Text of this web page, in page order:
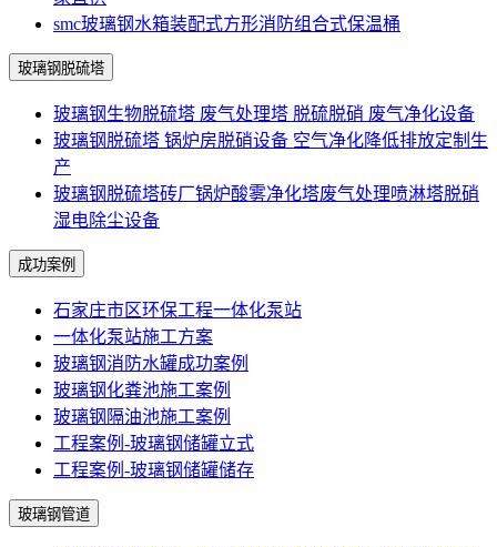
smc玻璃钢水箱装配式方形消防组合式保温桶
玻璃钢脱硫塔
玻璃钢生物脱硫塔 废气处理塔 脱硫脱硝 废气净化设备
玻璃钢脱硫塔 锅炉房脱硝设备 空气净化降低排放定制生
产
玻璃钢脱硫塔砖厂锅炉酸雾净化塔废气处理喷淋塔脱硝
湿电除尘设备
成功案例
石家庄市区环保工程一体化泵站
一体化泵站施工方案
玻璃钢消防水罐成功案例
玻璃钢化粪池施工案例
玻璃钢隔油池施工案例
工程案例-玻璃钢储罐立式
工程案例-玻璃钢储罐储存
玻璃钢管道